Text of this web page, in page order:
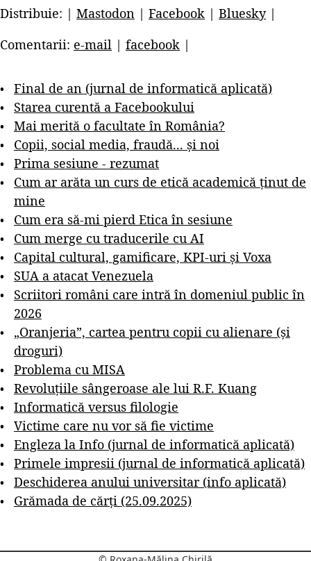
Distribuie: | Mastodon | Facebook | Bluesky|
Comentarii: e-mail | facebook |
Final de an (jurnal de informatică aplicată)
Starea curentă a Facebookului
Mai merită o facultate în România?
Copii, social media, fraudă... și noi
Prima sesiune - rezumat
Cum ar arăta un curs de etică academică ținut de
mine
Cum era să-mi pierd Etica în sesiune
Cum merge cu traducerile cu AI
Capital cultural, gamificare, KPI-uri și Voxa
SUA a atacat Venezuela
Scriitori români care intră în domeniul public în
2026
„Oranjeria”, cartea pentru copii cu alienare (și
droguri)
Problema cu MISA
Revoluțiile sângeroase ale lui R.F. Kuang
Informatică versus filologie
Victime care nu vor să fie victime
Engleza la Info (jurnal de informatică aplicată)
Primele impresii (jurnal de informatică aplicată)
Deschiderea anului universitar (info aplicată)
Grămada de cărți (25.09.2025)